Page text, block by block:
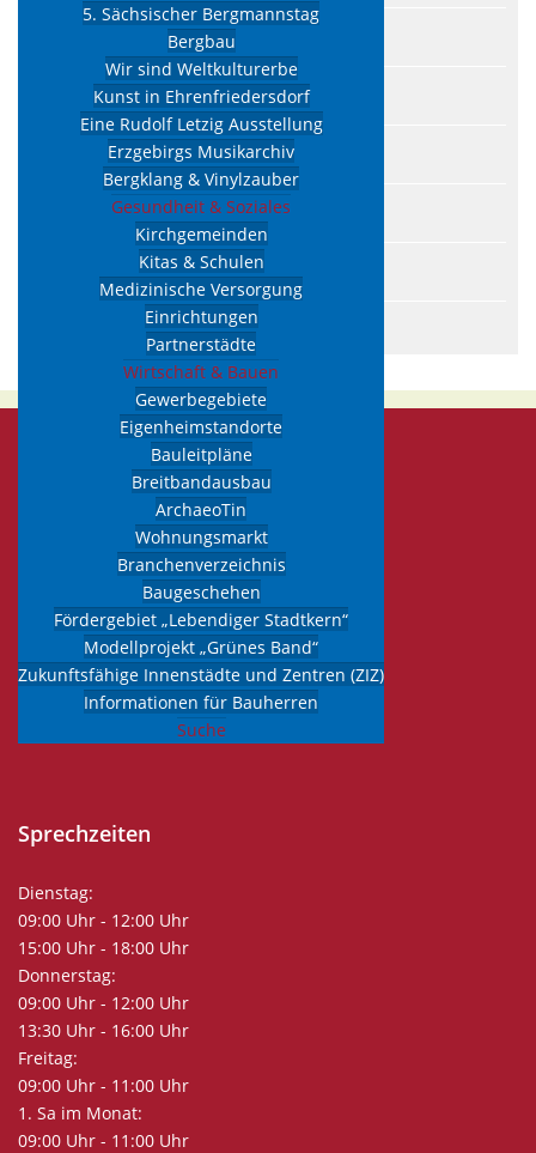
5. Sächsischer Bergmannstag
Bergbau
Wir sind Weltkulturerbe
Kunst in Ehrenfriedersdorf
Eine Rudolf Letzig Ausstellung
Erzgebirgs Musikarchiv
Bergklang & Vinylzauber
Gesundheit & Soziales
Kirchgemeinden
Kitas & Schulen
Medizinische Versorgung
Einrichtungen
Partnerstädte
Wirtschaft & Bauen
Gewerbegebiete
Eigenheimstandorte
Bauleitpläne
Breitbandausbau
ArchaeoTin
Wohnungsmarkt
Branchenverzeichnis
Baugeschehen
Fördergebiet „Lebendiger Stadtkern“
Modellprojekt „Grünes Band“
Zukunftsfähige Innenstädte und Zentren (ZIZ)
Informationen für Bauherren
Suche
Ortsgeschichte
Formulare zum Download
Beteiligungen
Bürgerpolizist Ehrenfriedersdorf
zu uns
09427 Ehrenfriedersdorf
Tel.: 037341 45-0
Fax: 037341 45-80
E-Mail:info@stadt-ehrenfriedersdorf.de
Internet:www.stadt-ehrenfriedersdorf.de
Sprechzeiten
Dienstag:
09:00 Uhr - 12:00 Uhr
15:00 Uhr - 18:00 Uhr
Donnerstag:
09:00 Uhr - 12:00 Uhr
13:30 Uhr - 16:00 Uhr
Freitag:
09:00 Uhr - 11:00 Uhr
1. Sa im Monat:
09:00 Uhr - 11:00 Uhr